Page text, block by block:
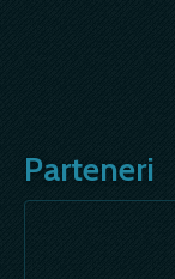
Parteneri